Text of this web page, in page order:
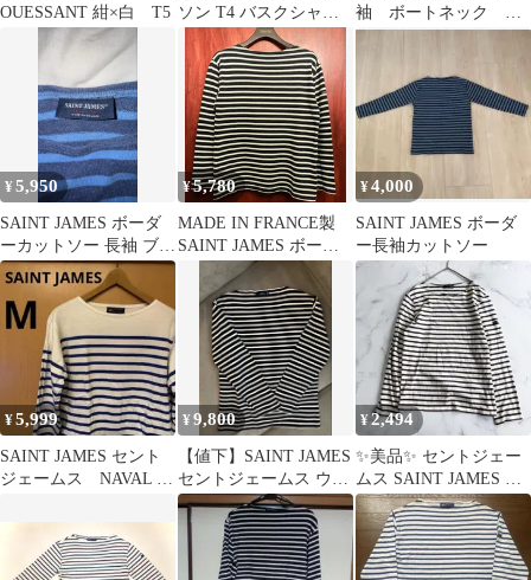
OUESSANT 紺×白 T5 ソン T4 バスクシャツ
生成り×ネイビー
袖 ボートネック ボ
ーダー SM 緑
¥5,950
SAINT JAMES ボーダ
ーカットソー 長袖 ブル
ー
¥5,780
MADE IN FRANCE製
SAINT JAMES ボーダ
ー柄 バスクシャツ ブラ
ック×ホワイト T3-
1/2/SMサイズ
¥4,000
SAINT JAMES ボーダ
ー長袖カットソー
¥5,999
SAINT JAMES セント
ジェームス NAVAL ナ
¥9,800
【値下】SAINT JAMES
セントジェームス ウエ
ッソン T5 白黒ボーダ
ー
¥2,494
✨美品✨ セントジェー
ムス SAINT JAMES ウ
エッソン 紺白M tk94